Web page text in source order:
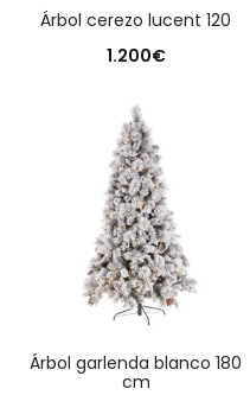
árbol cerezo lucent 120
1.200€
árbol garlenda blanco 180
cm